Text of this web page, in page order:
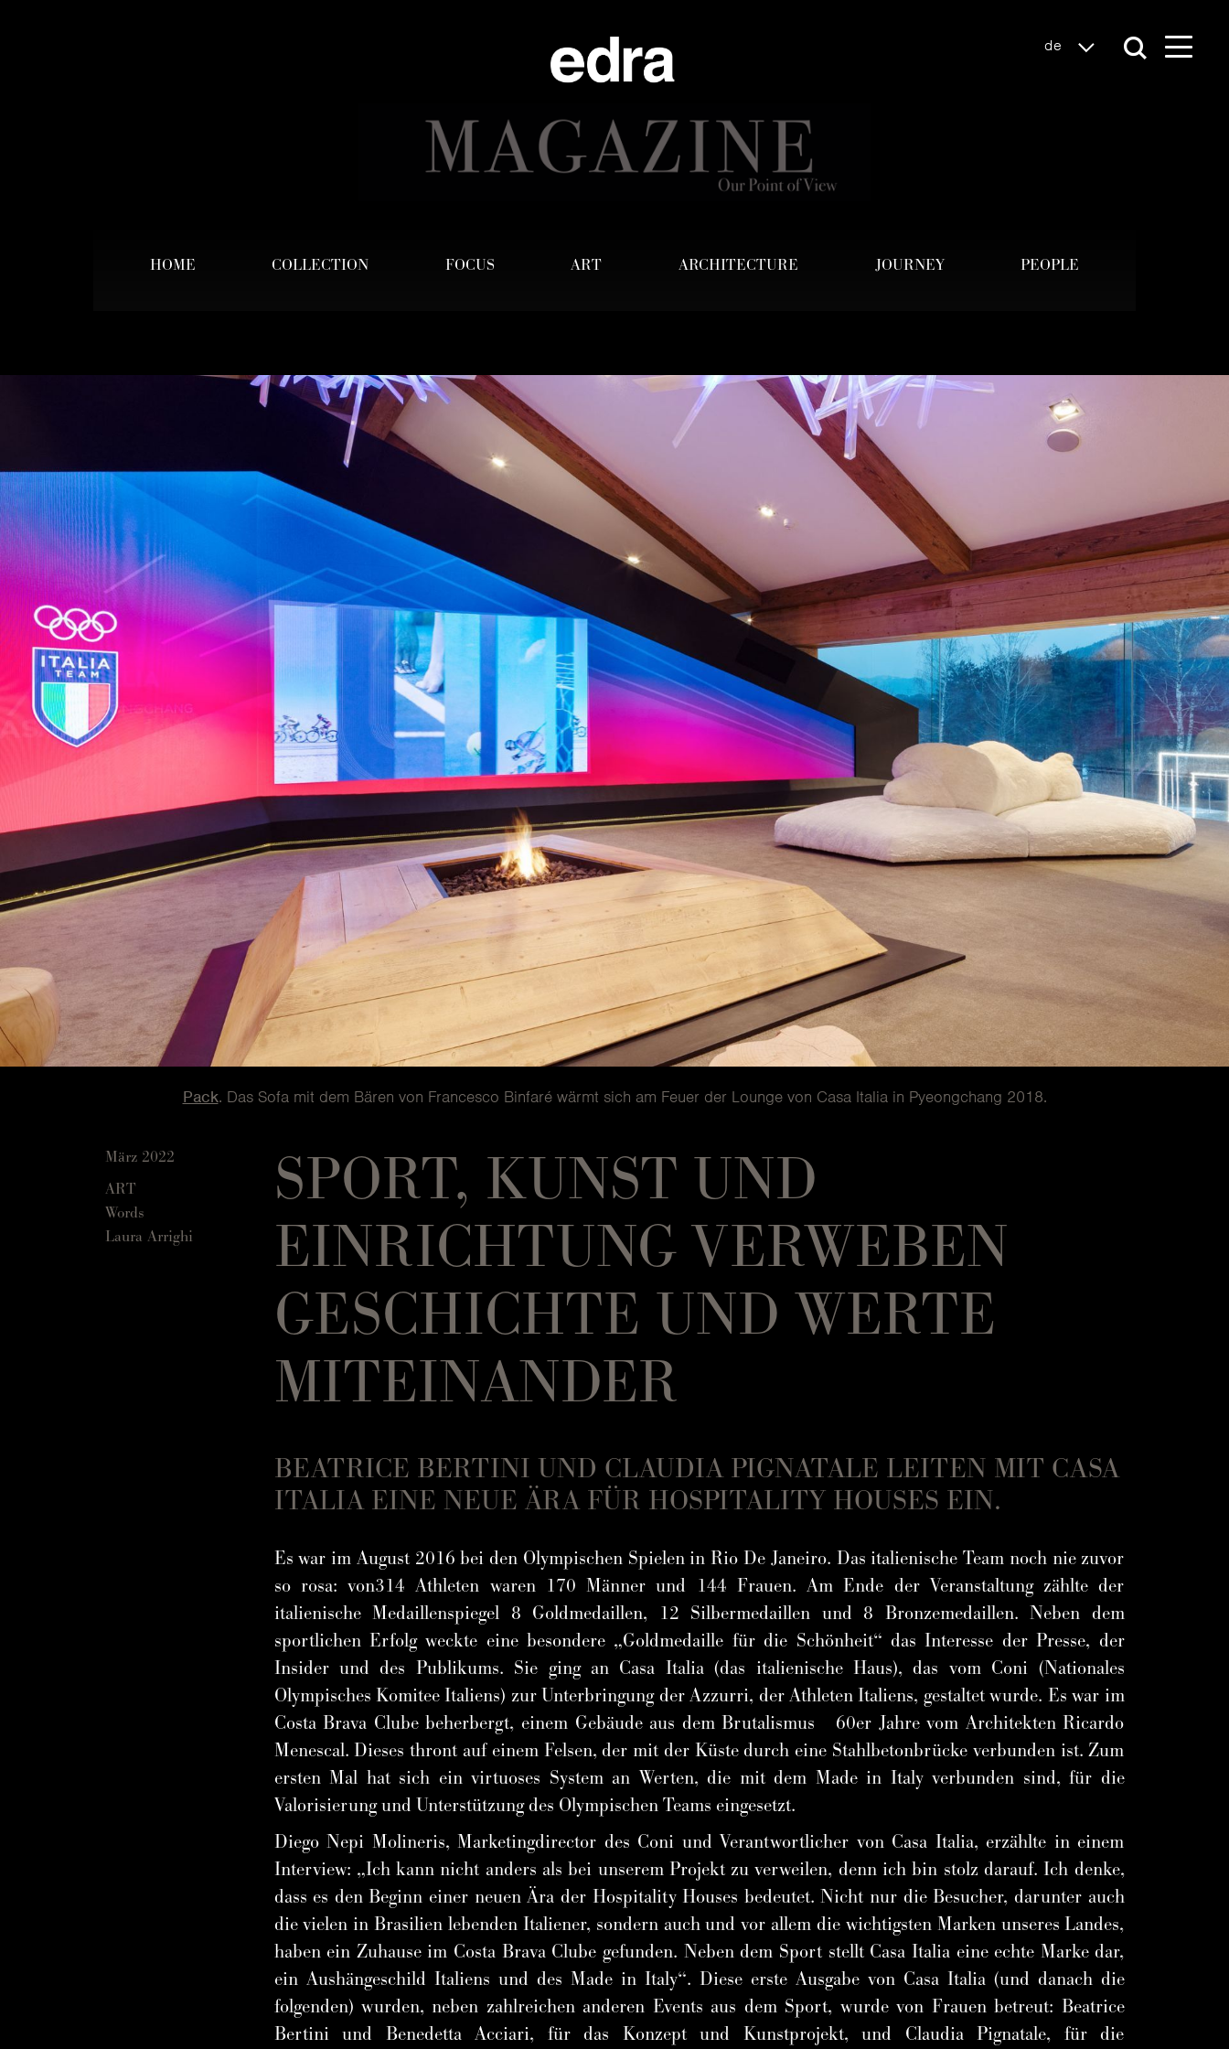
de
HOME COLLECTION FOCUS ART ARCHITECTURE JOURNEY PEOPLE
Pack. Das Sofa mit dem Bären von Francesco Binfaré wärmt sich am Feuer der Lounge von Casa Italia in Pyeongchang 2018.
März 2022
ART
Words
Laura Arrighi
SPORT, KUNST UND
EINRICHTUNG VERWEBEN
GESCHICHTE UND WERTE
MITEINANDER
BEATRICE BERTINI UND CLAUDIA PIGNATALE LEITEN MIT CASA
ITALIA EINE NEUE ÄRA FÜR HOSPITALITY HOUSES EIN.
Es war im August 2016 bei den Olympischen Spielen in Rio De Janeiro. Das italienische Team noch nie zuvor
so rosa: von314 Athleten waren 170 Männer und 144 Frauen. Am Ende der Veranstaltung zählte der
italienische Medaillenspiegel 8 Goldmedaillen, 12 Silbermedaillen und 8 Bronzemedaillen. Neben dem
sportlichen Erfolg weckte eine besondere „Goldmedaille für die Schönheit“ das Interesse der Presse, der
Insider und des Publikums. Sie ging an Casa Italia (das italienische Haus), das vom Coni (Nationales
Olympisches Komitee Italiens) zur Unterbringung der Azzurri, der Athleten Italiens, gestaltet wurde. Es war im
Costa Brava Clube beherbergt, einem Gebäude aus dem Brutalismus 60er Jahre vom Architekten Ricardo
Menescal. Dieses thront auf einem Felsen, der mit der Küste durch eine Stahlbetonbrücke verbunden ist. Zum
ersten Mal hat sich ein virtuoses System an Werten, die mit dem Made in Italy verbunden sind, für die
Valorisierung und Unterstützung des Olympischen Teams eingesetzt.
Diego Nepi Molineris, Marketingdirector des Coni und Verantwortlicher von Casa Italia, erzählte in einem
Interview: „Ich kann nicht anders als bei unserem Projekt zu verweilen, denn ich bin stolz darauf. Ich denke,
dass es den Beginn einer neuen Ära der Hospitality Houses bedeutet. Nicht nur die Besucher, darunter auch
die vielen in Brasilien lebenden Italiener, sondern auch und vor allem die wichtigsten Marken unseres Landes,
haben ein Zuhause im Costa Brava Clube gefunden. Neben dem Sport stellt Casa Italia eine echte Marke dar,
ein Aushängeschild Italiens und des Made in Italy“. Diese erste Ausgabe von Casa Italia (und danach die
folgenden) wurden, neben zahlreichen anderen Events aus dem Sport, wurde von Frauen betreut: Beatrice
Bertini und Benedetta Acciari, für das Konzept und Kunstprojekt, und Claudia Pignatale, für die